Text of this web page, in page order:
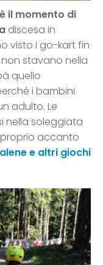
è il momento di
discesa in
visto i go-kart fin
stavano nella
quello
i bambini
adulto. Le
nella soleggiata
accanto
e altri giochi